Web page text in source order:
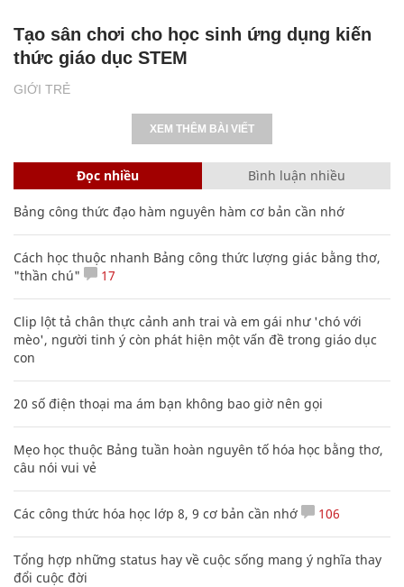
GIỚI TRẺ
Tạo sân chơi cho học sinh ứng dụng kiến
thức giáo dục STEM
XEM THÊM BÀI VIẾT
Đọc nhiều Bình luận nhiều
Bảng công thức đạo hàm nguyên hàm cơ bản cần nhớ
Cách học thuộc nhanh Bảng công thức lượng giác bằng thơ,
"thần chú"
17
Clip lột tả chân thực cảnh anh trai và em gái như 'chó với
mèo', người tinh ý còn phát hiện một vấn đề trong giáo dục
con
20 số điện thoại ma ám bạn không bao giờ nên gọi
Mẹo học thuộc Bảng tuần hoàn nguyên tố hóa học bằng thơ,
câu nói vui vẻ
Các công thức hóa học lớp 8, 9 cơ bản cần nhớ 106
Tổng hợp những status hay về cuộc sống mang ý nghĩa thay
đổi cuộc đời